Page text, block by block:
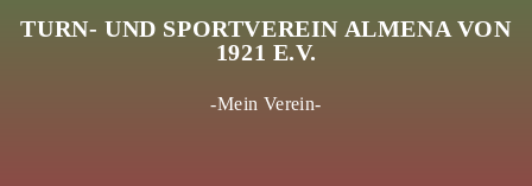
TURN- UND SPORTVEREIN ALMENA VON
1921 E.V.
-Mein Verein-